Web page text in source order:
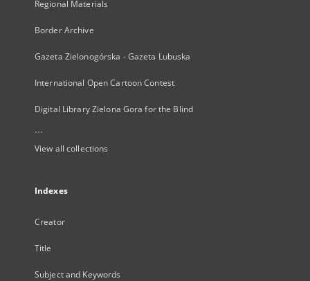
Regional Materials
Border Archive
Gazeta Zielonogórska - Gazeta Lubuska
International Open Cartoon Contest
Digital Library Zielona Gora for the Blind
...
View all collections
Indexes
Creator
Title
Subject and Keywords